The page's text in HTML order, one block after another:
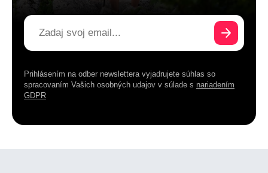
Prihlásením na odber newslettera vyjadrujete súhlas so
spracovaním Vašich osobných udajov v súlade s nariadením
GDPR